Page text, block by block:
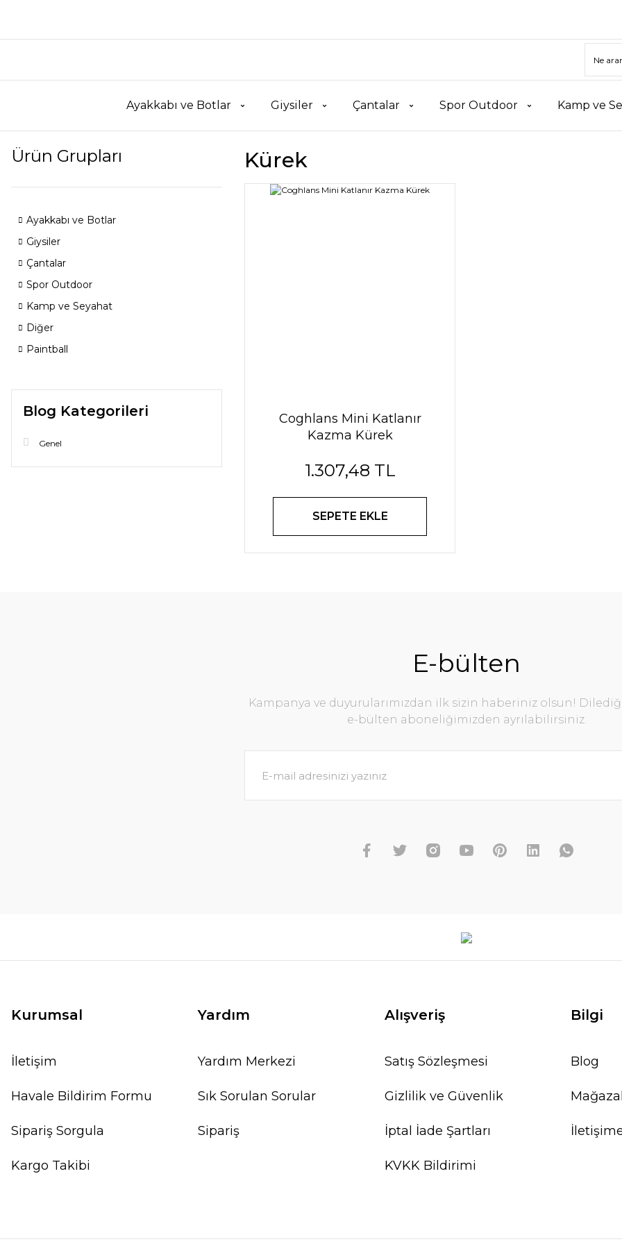
Ayakkabı ve Botlar Giysiler Çantalar Spor Outdoor Kamp ve
Ürün Grupları
Ayakkabı ve Botlar
Giysiler
Çantalar
Spor Outdoor
Kamp ve Seyahat
Diğer
Paintball
Blog Kategorileri
Genel
Kürek
Coghlans Mini Katlanır
Kazma Kürek
1.307,48 TL
SEPETE EKLE
E-bülten
Kampanya ve duyurularımızdan ilk sizin haberiniz olsun!
e-bülten aboneliğimizden ayrılabilirsiniz.
Kurumsal
İletişim
Havale Bildirim Formu
Sipariş Sorgula
Kargo Takibi
Yardım
Yardım Merkezi
Sık Sorulan Sorular
Sipariş
Alışveriş
Satış Sözleşmesi
Gizlilik ve Güvenlik
İptal İade Şartları
KVKK Bildirimi
Bilgi
Blog